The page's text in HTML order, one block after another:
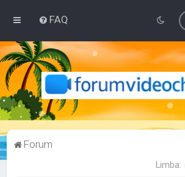
FAQ
Forum
Limba: